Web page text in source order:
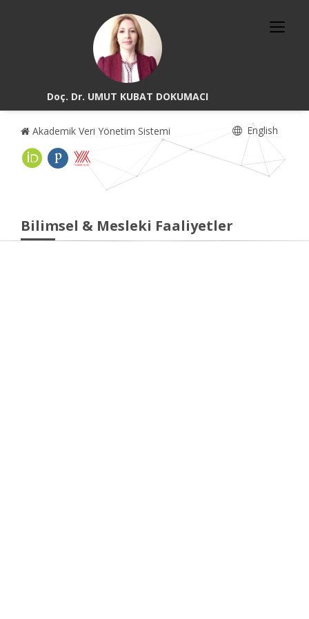
Doç. Dr. UMUT KUBAT DOKUMACI
Akademik Veri Yönetim Sistemi English
Bilimsel & Mesleki Faaliyetler